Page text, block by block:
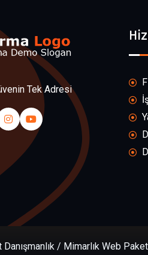
Tek Adresi
/ Mimarlık Web